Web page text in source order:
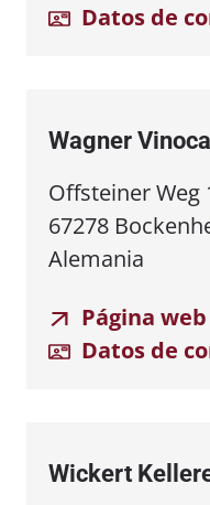
Datos de
Wagner
Offsteiner Weg
67278
Alemania
Página web
Datos de
Wickert